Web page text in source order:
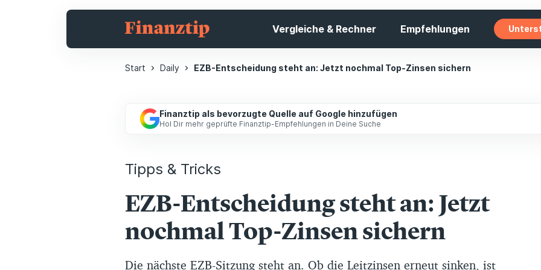
Vergleiche & Rechner Empfehlungen
Start Daily EZB-Entscheidung steht an: Jetzt nochmal Top-Zinsen sichern
Finanztip als bevorzugte Quelle auf Google hinzufügen
Hol Dir mehr geprüfte Finanztip-Empfehlungen in Deine Suche
Tipps & Tricks
EZB-Entscheidung steht an: Jetzt
nochmal Top-Zinsen sichern
Die nächste EZB-Sitzung steht an. Ob die Leitzinsen erneut sinken, ist